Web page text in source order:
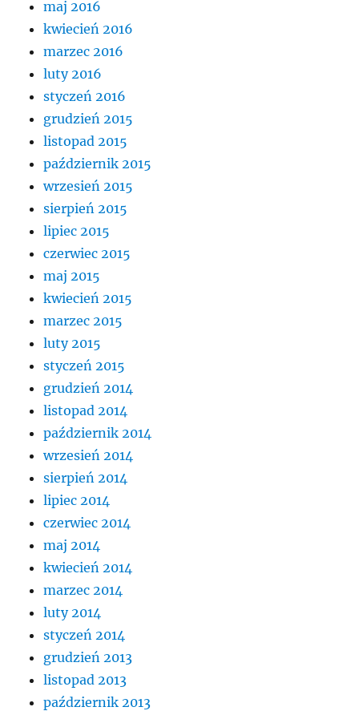
maj 2016
kwiecień 2016
marzec 2016
luty 2016
styczeń 2016
grudzień 2015
listopad 2015
październik 2015
wrzesień 2015
sierpień 2015
lipiec 2015
czerwiec 2015
maj 2015
kwiecień 2015
marzec 2015
luty 2015
styczeń 2015
grudzień 2014
listopad 2014
październik 2014
wrzesień 2014
sierpień 2014
lipiec 2014
czerwiec 2014
maj 2014
kwiecień 2014
marzec 2014
luty 2014
styczeń 2014
grudzień 2013
listopad 2013
październik 2013